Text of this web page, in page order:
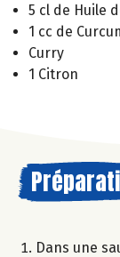
5 cl de Huile
1 cc de
Curry
1 Citron
Dans une